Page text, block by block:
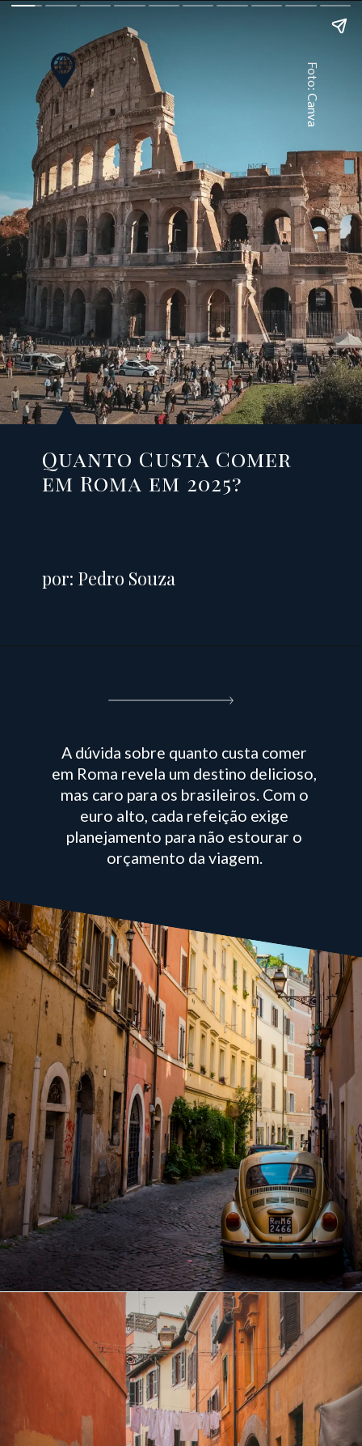
Quanto Custa Comer
em Roma em 2025?
por: Pedro Souza
Foto: Canva
A dúvida sobre quanto custa comer
em Roma revela um destino delicioso,
mas caro para os brasileiros. Com o
euro alto, cada refeição exige
planejamento para não estourar o
orçamento da viagem.